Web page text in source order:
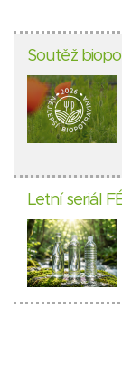
Soutěž
Letní seriál